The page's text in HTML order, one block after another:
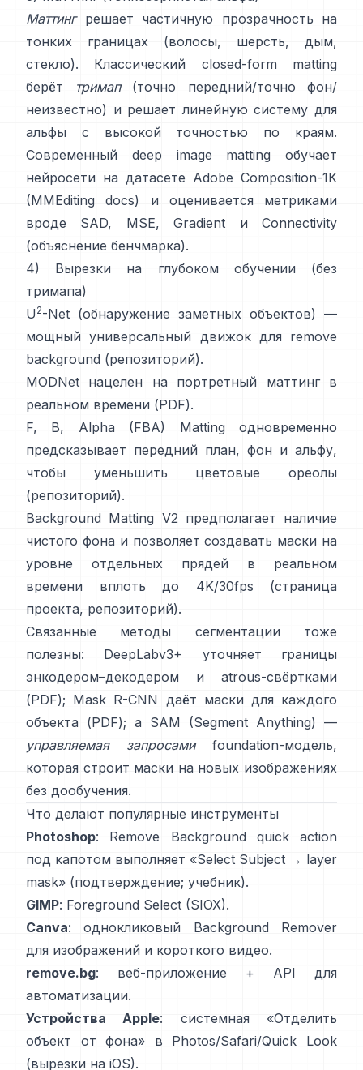
Маттингрешает частичную прозрачность на
тонких границах (волосы, шерсть, дым,
стекло). Классический
closed-form matting
берёт
тримап(точно передний/точно фон/
неизвестно) и решает линейную систему для
альфы с высокой точностью по краям.
Современный
deep image matting
обучает
нейросети на датасете Adobe Composition-1K
(MMEditing docs) и оценивается метриками
вроде
SAD, MSE, Gradient и Connectivity
(объяснение бенчмарка).
4) Вырезки на глубоком обучении (без
тримапа)
U 2-Net (обнаружение заметных объектов) —
мощный универсальный движок для remove
background (репозиторий).
MODNet нацелен на портретный маттинг в
реальном времени (PDF).
F, B, Alpha (FBA) Mattingодновременно
предсказывает передний план, фон и альфу,
чтобы уменьшить цветовые ореолы
(репозиторий).
Background Matting V2 предполагает наличие
чистого фона и позволяет создавать маски на
уровне отдельных прядей в реальном
времени вплоть до 4K/30fps
(страница
проекта, репозиторий).
Связанные методы сегментации тоже
полезны:
DeepLabv3+ уточняет границы
энкодером–декодером и atrous-свёртками
(PDF); Mask R-CNN даёт маски для каждого
объекта (PDF); а SAM (Segment Anything) —
управляемая запросамиfoundation-модель,
которая строит маски на новых изображениях
без дообучения.
Что делают популярные инструменты
Photoshop: Remove Background quick action
под капотом выполняет «Select Subject → layer
mask» (подтверждение; учебник).
GIMP: Foreground Select (SIOX).
Canva: однокликовый
Background Remover
для изображений и короткого видео.
remove.bg: веб-приложение + API для
автоматизации.
Устройства Apple: системная «Отделить
объект от фона» в Photos/Safari/Quick Look
(вырезки на iOS).